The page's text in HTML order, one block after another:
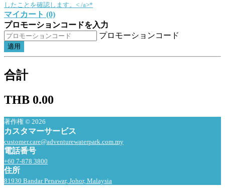
したことを確認します。< /a>*
マイカート (0)
プロモーションコードを入力
プロモーションコード
適用
合計
THB 0.00
著作権 © 2026
カスタマーサービス
customer.care@adventurewaterpark.com.my
電話番号
+60 7-878 3800
住所
81930 Bandar Penawar, Johor, Malaysia